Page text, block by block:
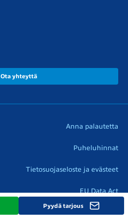
Pyydä tarjous
Ota yhteyttä
Anna palautetta
Puheluhinnat
Tietosuojaseloste ja evästeet
EU Data Act